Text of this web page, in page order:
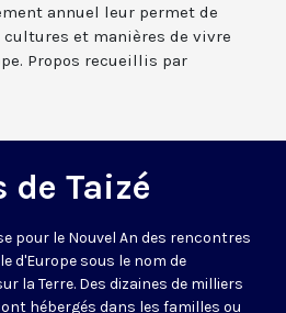
annuel leur permet de
et manières de vivre
Propos recueillis par
de Taizé
pour le Nouvel An des rencontres
d'Europe sous le nom de
la Terre. Des dizaines de milliers
hébergés dans les familles ou